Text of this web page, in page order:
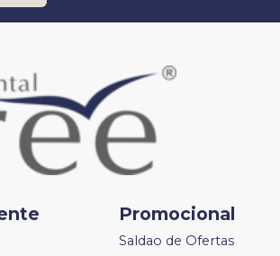
Promocional
Saldao de Ofertas